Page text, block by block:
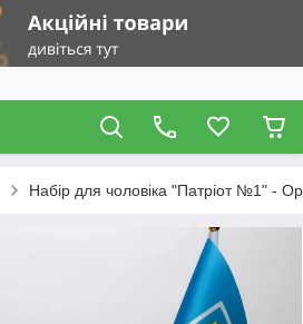
Набір для чоловіка "Патріот №1" -